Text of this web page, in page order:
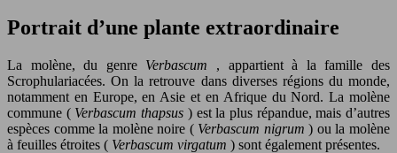
Portrait d’une plante extraordinaire
La molène, du genre Verbascum , appartient à la famille des
Scrophulariacées. On la retrouve dans diverses régions du monde,
notamment en Europe, en Asie et en Afrique du Nord. La molène
commune ( Verbascum thapsus ) est la plus répandue, mais d’autres
espèces comme la molène noire ( Verbascum nigrum) ou la molène
à feuilles étroites ( Verbascum virgatum ) sont également présentes.